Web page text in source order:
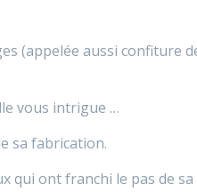
(appelée aussi confiture
vous intrigue …
sa fabrication.
qui ont franchi le pas de sa